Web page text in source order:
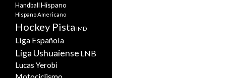
Handball Hispano
Hispano Americano
Hockey Pista IMD
Liga Española
Liga Ushuaiense LNB
Lucas Yerobi